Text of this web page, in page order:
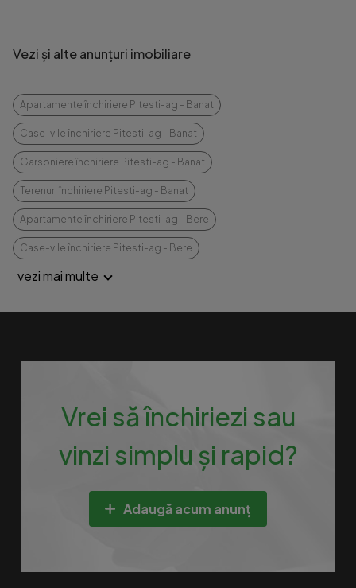
Vezi și alte anunțuri imobiliare
Apartamente închiriere Pitesti-ag - Banat
Case-vile închiriere Pitesti-ag - Banat
Garsoniere închiriere Pitesti-ag - Banat
Terenuri închiriere Pitesti-ag - Banat
Apartamente închiriere Pitesti-ag - Bere
Case-vile închiriere Pitesti-ag - Bere
vezi mai multe
Vrei să închiriezi sau
vinzi simplu și rapid?
Adaugă acum anunț